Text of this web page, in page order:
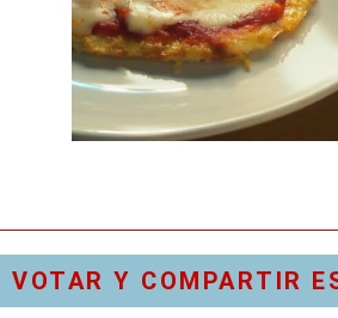
VOTAR Y COMPARTIR